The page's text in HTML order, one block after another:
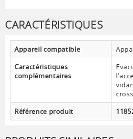
CARACTÉRISTIQUES
Appareil compatible
Caractéristiques
complémentaires
Référence produit